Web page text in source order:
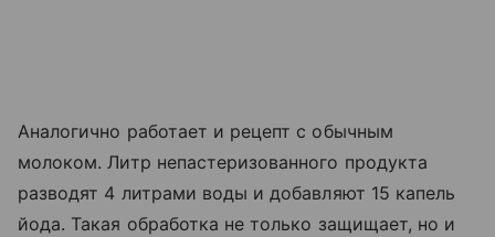
Аналогично работает и рецепт с обычным
молоком. Литр непастеризованного продукта
разводят 4 литрами воды и добавляют 15 капель
йода. Такая обработка не только защищает, но и